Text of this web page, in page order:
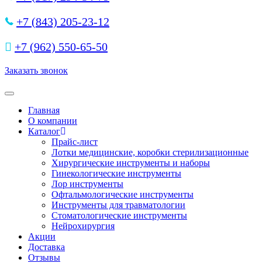
+7 (843) 205-23-12
+7 (962) 550‑65‑50‬
Заказать звонок
Toggle navigation
Главная
О компании
Каталог
Прайс-лист
Лотки медицинские, коробки стерилизационные
Хирургические инструменты и наборы
Гинекологические инструменты
Лор инструменты
Офтальмологические инструменты
Инструменты для травматологии
Стоматологические инструменты
Нейрохирургия
Акции
Доставка
Отзывы